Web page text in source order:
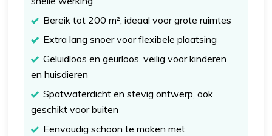
Bereik tot 200 m², ideaal voor grote ruimtes
Extra lang snoer voor flexibele plaatsing
Geluidloos en geurloos, veilig voor kinderen
en huisdieren
Spatwaterdicht en stevig ontwerp, ook
geschikt voor buiten
Eenvoudig schoon te maken met